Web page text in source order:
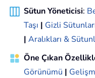
Sütun Yöneticisi:
Taşı | Gizli
| Aralıkları &
Öne Çıkan
Görünümü |